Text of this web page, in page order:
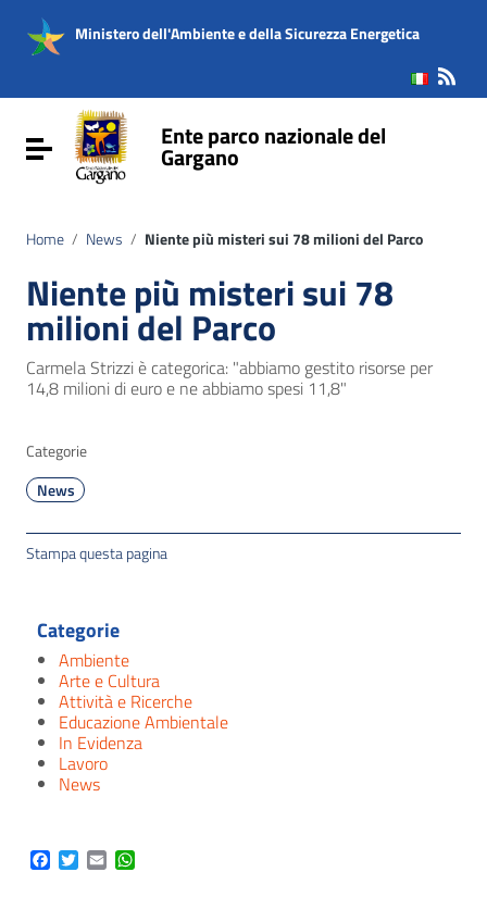
Vai al menu di navigazione
Vai al footer
Ministero dell'Ambiente e della Sicurezza Energetica
Attiva / disattiva la navigazioneEnte parco nazionale del
Gargano
Home / News / Niente più misteri sui 78 milioni del Parco
Niente più misteri sui 78
milioni del Parco
Carmela Strizzi è categorica: "abbiamo gestito risorse per
14,8 milioni di euro e ne abbiamo spesi 11,8"
Categorie
News
Stampa questa pagina
Categorie
Ambiente
Arte e Cultura
Attività e Ricerche
Educazione Ambientale
In Evidenza
Lavoro
News
Facebook
Twitter
Email